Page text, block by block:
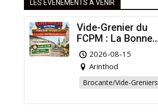
LES ÉVÉNEMENTS À VENIR
Vide-Grenier du
FCPM : La Bonne
Affaire de l’Été à
Arinthod !
2026-08-15
Arinthod
Brocante/Vide-Greniers